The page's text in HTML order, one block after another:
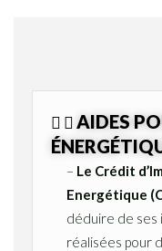
AIDES
– Le Crédit
Energétique
déduire de ses
réalisées pour